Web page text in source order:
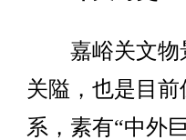
嘉峪关文物
关隘，也是目
系，素有“中外